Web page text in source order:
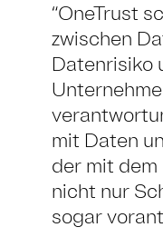
OneTrust
zwischen
Datenrisiko
mit Daten
der mit
nicht nur
sogar